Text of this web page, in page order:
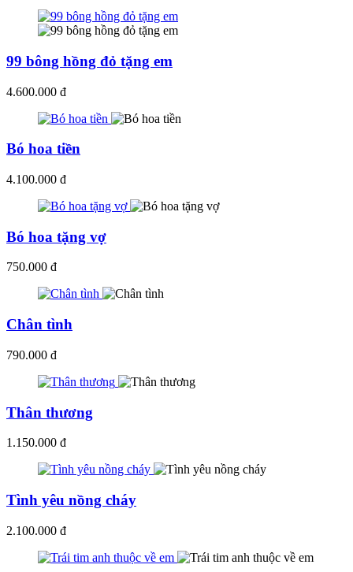
99 bông hồng đỏ tặng em
4.600.000 đ
Bó hoa tiền
4.100.000 đ
Bó hoa tặng vợ
750.000 đ
Chân tình
790.000 đ
Thân thương
1.150.000 đ
Tình yêu nồng cháy
2.100.000 đ